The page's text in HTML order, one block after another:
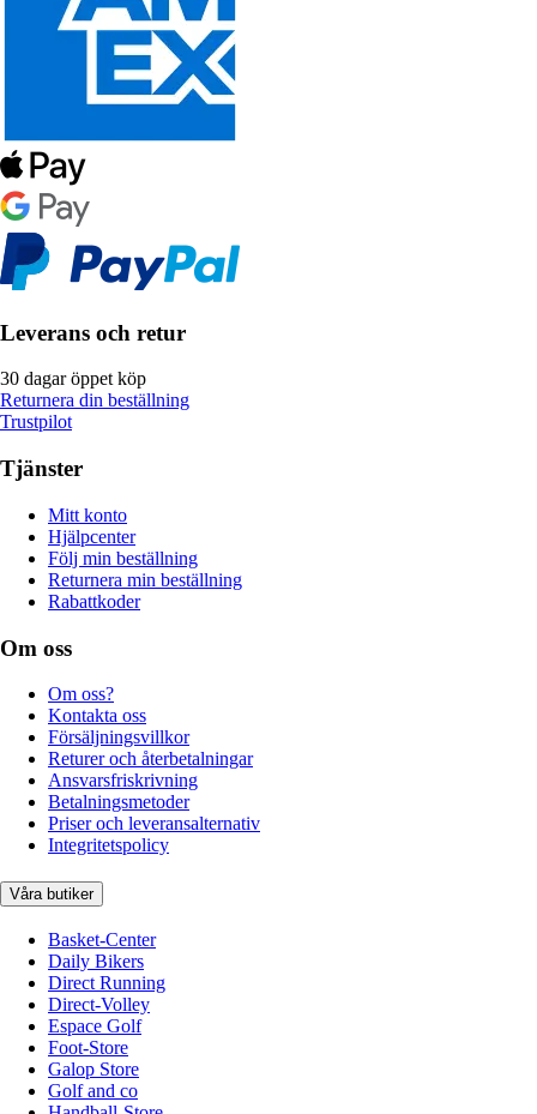
Leverans och retur
30 dagar öppet köp
Returnera din beställning
Trustpilot
Tjänster
Mitt konto
Hjälpcenter
Följ min beställning
Returnera min beställning
Rabattkoder
Om oss
Om oss?
Kontakta oss
Försäljningsvillkor
Returer och återbetalningar
Ansvarsfriskrivning
Betalningsmetoder
Priser och leveransalternativ
Integritetspolicy
Våra butiker
Basket-Center
Daily Bikers
Direct Running
Direct-Volley
Espace Golf
Foot-Store
Galop Store
Golf and co